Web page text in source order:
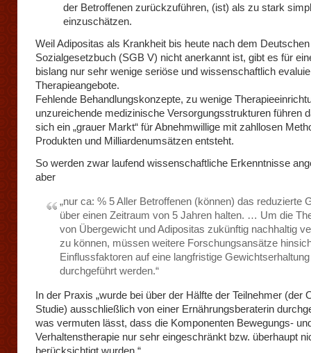
der Betroffenen zurückzuführen, (ist) als zu stark
einzuschätzen.
Weil Adipositas als Krankheit bis heute nach dem Deutschen
Sozialgesetzbuch (SGB V) nicht anerkannt ist, gibt es für
bislang nur sehr wenige seriöse und wissenschaftlich
Therapieangebote.
Fehlende Behandlungskonzepte, zu wenige
unzureichende medizinische Versorgungsstrukturen führen
sich ein „grauer Markt“ für Abnehmwillige mit zahllosen
Produkten und Milliardenumsätzen entsteht.
So werden zwar laufend wissenschaftliche Erkenntnisse
aber
„nur ca: % 5 Aller Betroffenen (können) das reduzierte
über einen Zeitraum von 5 Jahren halten. … Um die
von Übergewicht und Adipositas zukünftig nachhaltig
zu können, müssen weitere Forschungsansätze
Einflussfaktoren auf eine langfristige Gewichtserhaltung
durchgeführt werden.“
In der Praxis „wurde bei über der Hälfte der Teilnehmer (der
Studie) ausschließlich von einer Ernährungsberaterin
was vermuten lässt, dass die Komponenten Bewegungs-
Verhaltenstherapie nur sehr eingeschränkt bzw. überhaupt
berücksichtigt wurden.“